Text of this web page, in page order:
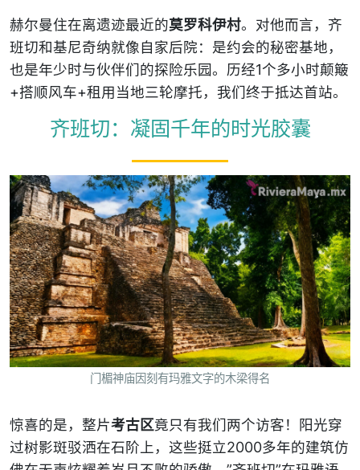
赫尔曼住在离遗迹最近的莫罗科伊村。对他而言，齐
班切和基尼奇纳就像自家后院：是约会的秘密基地，
也是年少时与伙伴们的探险乐园。历经1个多小时颠簸
+搭顺风车+租用当地三轮摩托，我们终于抵达首站。
齐班切：凝固千年的时光胶囊
门楣神庙因刻有玛雅文字的木梁得名
惊喜的是，整片考古区竟只有我们两个访客！阳光穿
过树影斑驳洒在石阶上，这些挺立2000多年的建筑仿